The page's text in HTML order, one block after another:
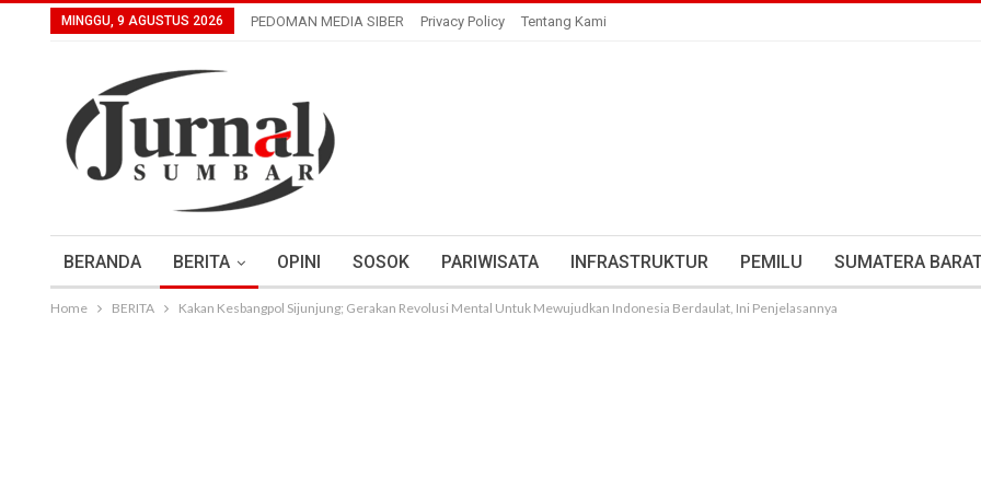
MINGGU, 9 AGUSTUS 2026 PEDOMAN MEDIA SIBER Privacy Policy Tentang Kami
BERANDA BERITA OPINI SOSOK PARIWISATA INFRASTRUKTUR PEMILU SUMATERA
Home BERITA Kakan Kesbangpol Sijunjung; Gerakan Revolusi Mental Untuk Mewujudkan Indonesia Berdaulat, Ini Penjelasannya